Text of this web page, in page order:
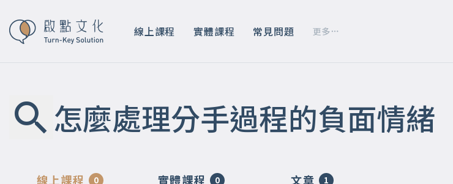
線上課程 實體課程 常見問題 更多
怎麼處理分手過程的負面情緒
線上課程 0 實體課程 0 文章 1